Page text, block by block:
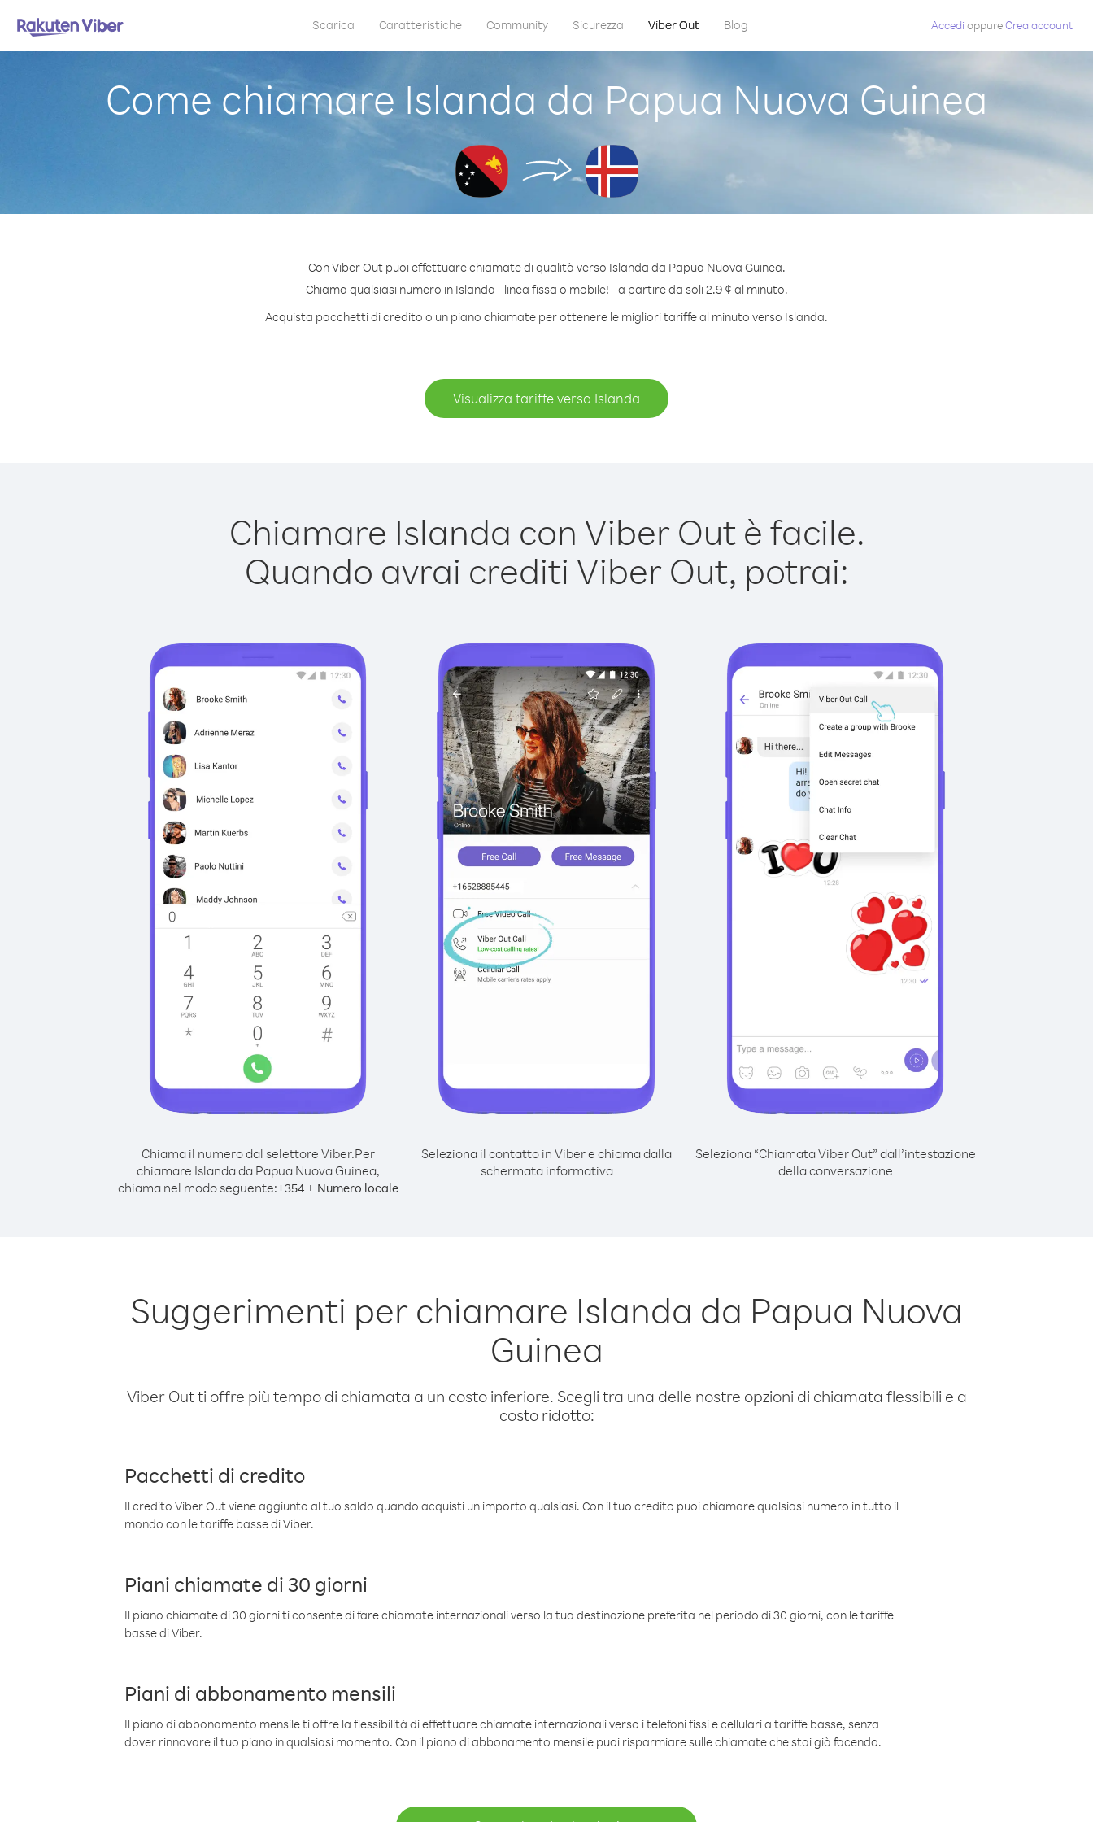
Scarica Caratteristiche Community Sicurezza Viber Out Blog Accedi oppureCrea account
Come chiamare Islanda da Papua Nuova Guinea
Con Viber Out puoi effettuare chiamate di qualità verso Islanda da Papua Nuova Guinea.
Chiama qualsiasi numero in Islanda - linea fissa o mobile! - a partire da soli 2.9 ¢ al minuto.
Acquista pacchetti di credito o un piano chiamate per ottenere le migliori tariffe al minuto verso Islanda.
Visualizza tariffe verso Islanda
Chiamare Islanda con Viber Out è facile.
Quando avrai crediti Viber Out, potrai:
Chiama il numero dal selettore Viber.Per
chiamare Islanda da Papua Nuova Guinea,
chiama nel modo seguente:+354+ Numero locale
Seleziona il contatto in Viber e chiama dalla
schermata informativa
Seleziona “Chiamata Viber Out” dall’intestazione
della conversazione
Suggerimenti per chiamare Islanda da Papua Nuova
Guinea
Viber Out ti offre più tempo di chiamata a un costo inferiore. Scegli tra una delle nostre opzioni di chiamata flessibili e a
costo ridotto:
Pacchetti di credito
Il credito Viber Out viene aggiunto al tuo saldo quando acquisti un importo qualsiasi. Con il tuo credito puoi chiamare qualsiasi numero in tutto il
mondo con le tariffe basse di Viber.
Piani chiamate di 30 giorni
Il piano chiamate di 30 giorni ti consente di fare chiamate internazionali verso la tua destinazione preferita nel periodo di 30 giorni, con le tariffe
basse di Viber.
Piani di abbonamento mensili
Il piano di abbonamento mensile ti offre la flessibilità di effettuare chiamate internazionali verso i telefoni fissi e cellulari a tariffe basse, senza
dover rinnovare il tuo piano in qualsiasi momento. Con il piano di abbonamento mensile puoi risparmiare sulle chiamate che stai già facendo.